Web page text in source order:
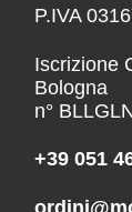
P.IVA
Iscrizione
Bologna
n°
+39 051